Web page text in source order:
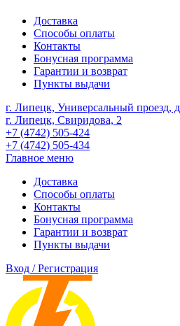
Доставка
Способы оплаты
Контакты
Бонусная программа
Гарантии и возврат
Пункты выдачи
г. Липецк, Универсальный проезд,
г. Липецк, Свиридова, 2
+7 (4742) 505-424
+7 (4742) 505-434
Главное меню
Доставка
Способы оплаты
Контакты
Бонусная программа
Гарантии и возврат
Пункты выдачи
Вход / Регистрация